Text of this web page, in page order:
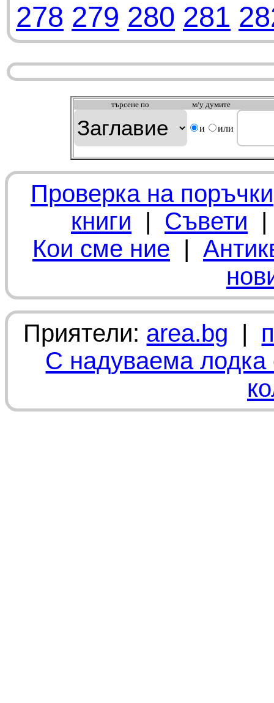
278 279 280 281
търсeне по м/у думите
и или
Проверка на поръчки
книги | Съвети
Кои сме ние |
Приятели: area.bg |
С надуваема лодка